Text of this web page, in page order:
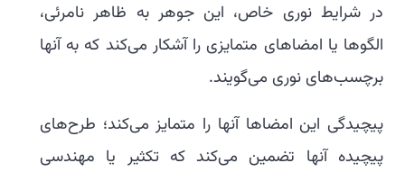
در شرایط نوری خاص، این جوهر به ظاهر نامرئی،
الگوها یا امضاهای متمایزی را آشکار می‌کند که به آنها
برچسب‌های نوری می‌گویند.
پیچیدگی این امضاها آنها را متمایز می‌کند؛ طرح‌های
پیچیده آنها تضمین می‌کند که تکثیر یا مهندسی